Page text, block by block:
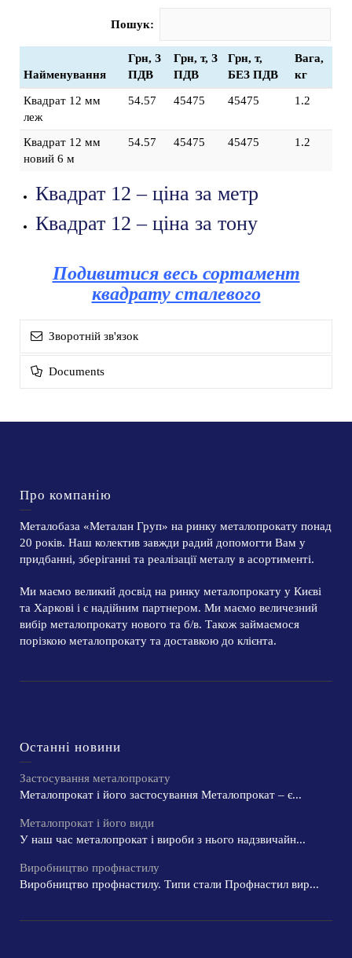
Пошук:
Найменування
Грн, З
ПДВ
Грн, т, З
ПДВ
Грн, т,
БЕЗ ПДВ
Вага,
кг
Квадрат 12 мм
леж
54.57 45475 45475 1.2
Квадрат 12 мм
новий 6 м
54.57 45475 45475 1.2
Квадрат 12 – ціна за метр
Квадрат 12 – ціна за тону
Подивитися весь сортамент
квадрату сталевого
Зворотній зв'язок
Documents
Про компанію
Металобаза «Металан Груп» на ринку металопрокату понад
20 років. Наш колектив завжди радий допомогти Вам у
придбанні, зберіганні та реалізації металу в асортименті.
Ми маємо великий досвід на ринку металопрокату у Києві
та Харкові і є надійним партнером. Ми маємо величезний
вибір металопрокату нового та б/в. Також займаємося
порізкою металопрокату та доставкою до клієнта.
Останні новини
Застосування металопрокату
Металопрокат і його застосування Металопрокат – є...
Металопрокат і його види
У наш час металопрокат і вироби з нього надзвичайн...
Виробництво профнастилу
Виробництво профнастилу. Типи стали Профнастил вир...